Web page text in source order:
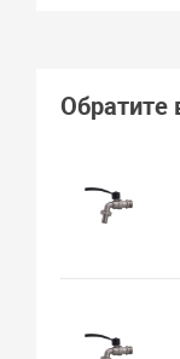
Обратите